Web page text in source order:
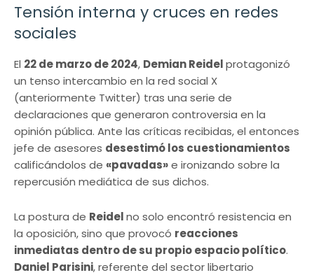
Tensión interna y cruces en redes
sociales
El 22 de marzo de 2024, Demian Reidelprotagonizó
un tenso intercambio en la red social X
(anteriormente Twitter) tras una serie de
declaraciones que generaron controversia en la
opinión pública. Ante las críticas recibidas, el entonces
jefe de asesores desestimó los cuestionamientos
calificándolos de «pavadas»e ironizando sobre la
repercusión mediática de sus dichos.
La postura de Reidelno solo encontró resistencia en
la oposición, sino que provocó reacciones
inmediatas dentro de su propio espacio político.
Daniel Parisini, referente del sector libertario